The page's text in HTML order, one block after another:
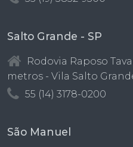
Salto Grande - SP
Rodovia Raposo
metros - Vila Salto
55 (14) 3178-0200
São Manuel